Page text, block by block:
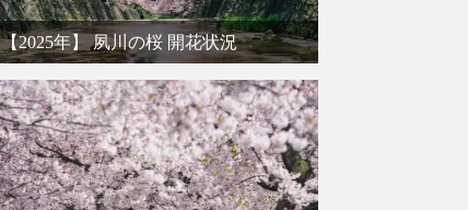
【2025年】 夙川の桜 開花状況